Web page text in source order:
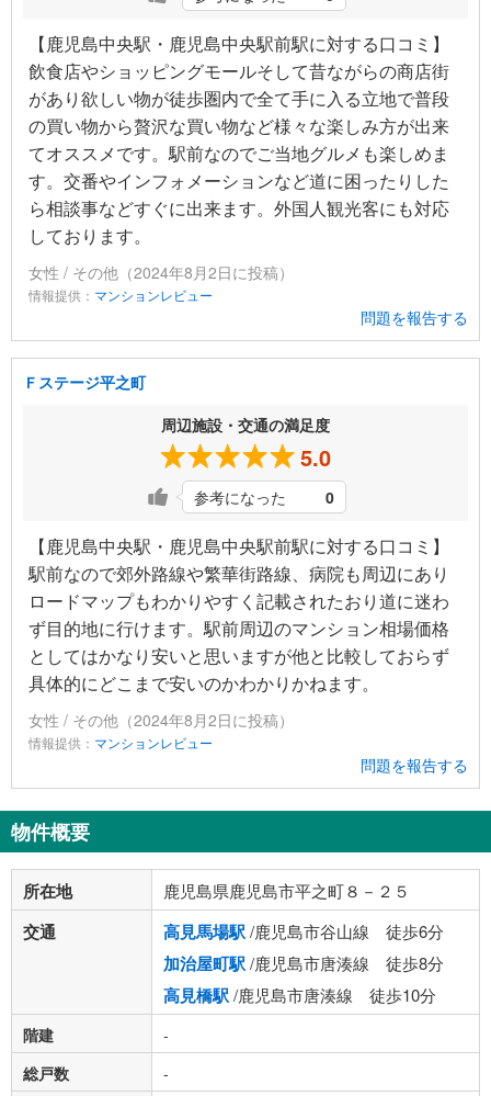
【鹿児島中央駅・鹿児島中央駅前駅に対する口コミ】
飲食店やショッピングモールそして昔ながらの商店街
があり欲しい物が徒歩圏内で全て手に入る立地で普段
の買い物から贅沢な買い物など様々な楽しみ方が出来
てオススメです。駅前なのでご当地グルメも楽しめま
す。交番やインフォメーションなど道に困ったりした
ら相談事などすぐに出来ます。外国人観光客にも対応
しております。
女性 / その他（2024年8月2日に投稿）
情報提供： マンションレビュー
問題を報告する
Ｆステージ平之町
周辺施設・交通の満足度
5.0
参考になった 0
【鹿児島中央駅・鹿児島中央駅前駅に対する口コミ】
駅前なので郊外路線や繁華街路線、病院も周辺にあり
ロードマップもわかりやすく記載されたおり道に迷わ
ず目的地に行けます。駅前周辺のマンション相場価格
としてはかなり安いと思いますが他と比較しておらず
具体的にどこまで安いのかわかりかねます。
女性 / その他（2024年8月2日に投稿）
情報提供： マンションレビュー
問題を報告する
物件概要
所在地 鹿児島県鹿児島市平之町８－２５
交通 高見馬場駅/鹿児島市谷山線 徒歩6分
加治屋町駅/鹿児島市唐湊線 徒歩8分
高見橋駅/鹿児島市唐湊線 徒歩10分
階建
-
総戸数
-